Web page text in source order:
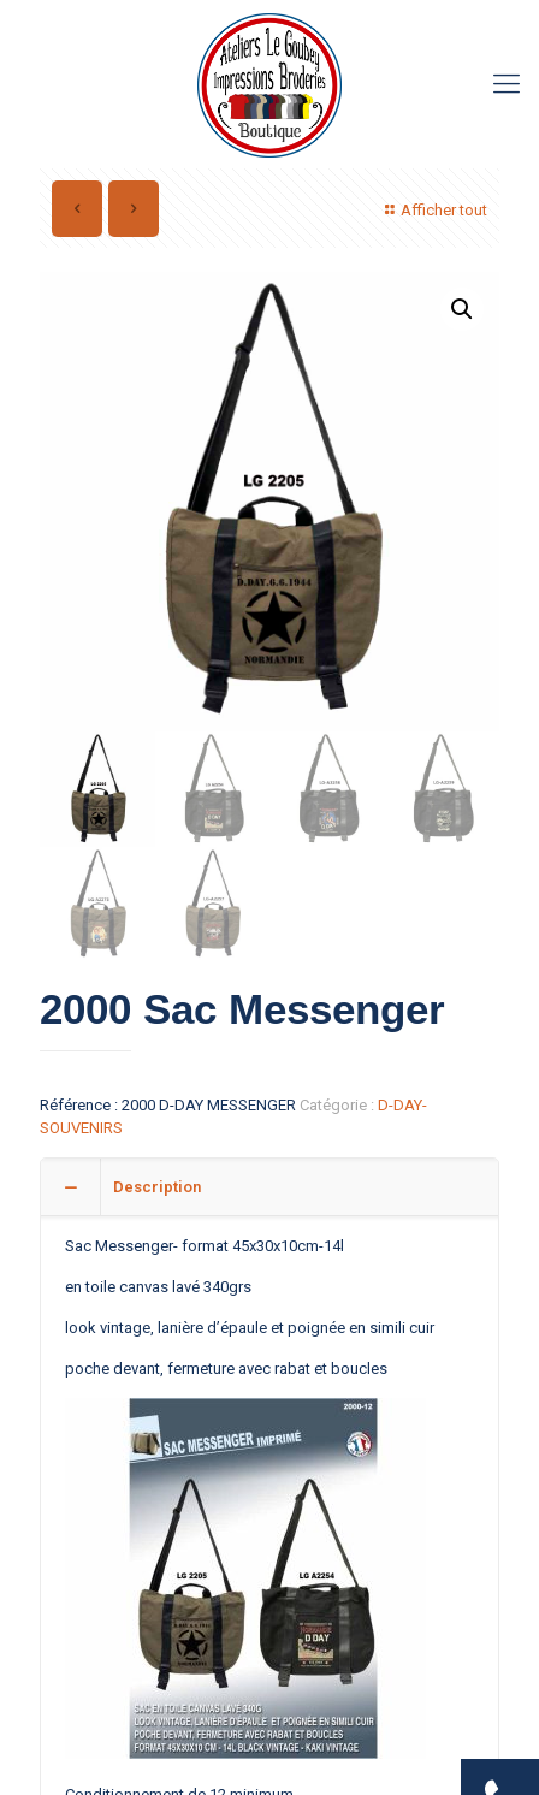
Afficher tout
2000 Sac Messenger
Référence : 2000 D-DAY MESSENGER Catégorie : D-DAY-
SOUVENIRS
Description
Sac Messenger- format 45x30x10cm-14l
en toile canvas lavé 340grs
look vintage, lanière d’épaule et poignée en simili cuir
poche devant, fermeture avec rabat et boucles